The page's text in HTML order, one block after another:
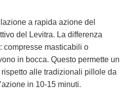
a rapida azione del
del Levitra. La differenza
compresse masticabili o
in bocca. Questo permette un
alle tradizionali pillole da
in 10-15 minuti.